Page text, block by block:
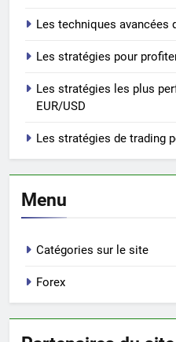
Les techniques avancées
Les stratégies pour
Les stratégies les plus
EUR/USD
Les stratégies de trading
Menu
Catégories sur le site
Forex